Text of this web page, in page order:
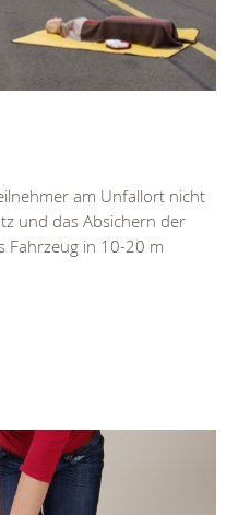
am Unfallort nicht
und das Absichern der
Fahrzeug in 10-20 m